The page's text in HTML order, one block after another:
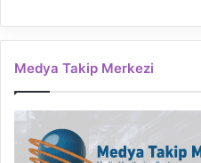
Medya Takip Merkezi